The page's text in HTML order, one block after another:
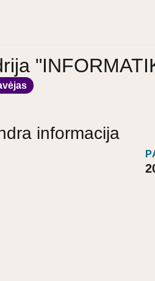
informacija